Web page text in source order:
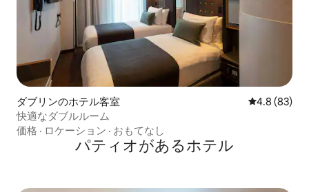
ダブリンのホテル客室 レビュー83
4.8 (83)
快適なダブルルーム
価格 · ロケーション · おもてなし
パティオがあるホ⁠テ⁠ル